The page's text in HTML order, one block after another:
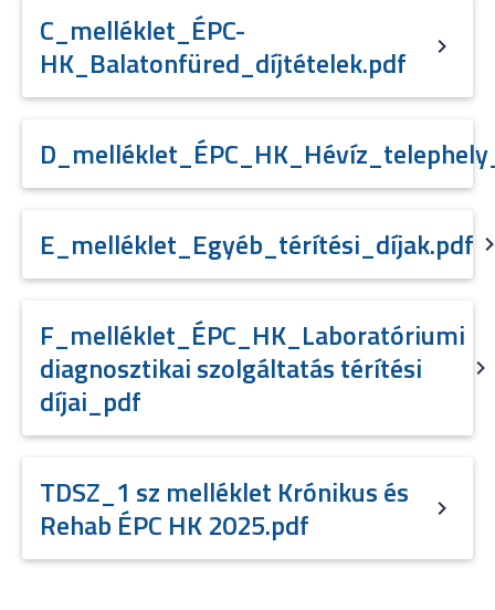
C_melléklet_ÉPC-
HK_Balatonfüred_díjtételek.pdf
E_melléklet_Egyéb_térítési_díjak.pdf
F_melléklet_ÉPC_HK_Laboratóriumi
diagnosztikai szolgáltatás térítési
díjai_pdf
TDSZ_1 sz melléklet Krónikus és
Rehab ÉPC HK 2025.pdf